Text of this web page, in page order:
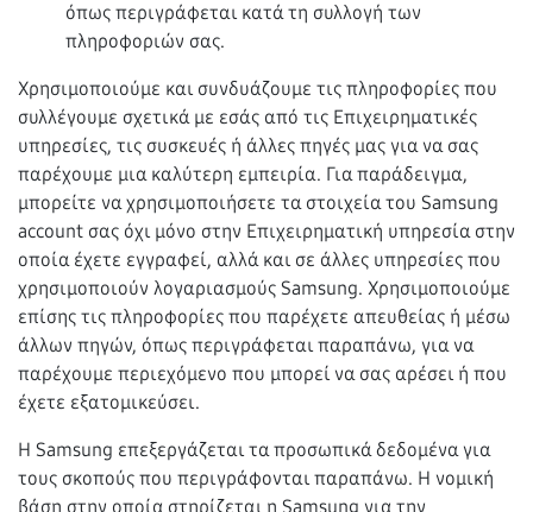
όπως περιγράφεται κατά τη συλλογή των
πληροφοριών σας.
Χρησιμοποιούμε και συνδυάζουμε τις πληροφορίες που
συλλέγουμε σχετικά με εσάς από τις Επιχειρηματικές
υπηρεσίες, τις συσκευές ή άλλες πηγές μας για να σας
παρέχουμε μια καλύτερη εμπειρία. Για παράδειγμα,
μπορείτε να χρησιμοποιήσετε τα στοιχεία του Samsung
account σας όχι μόνο στην Επιχειρηματική υπηρεσία στην
οποία έχετε εγγραφεί, αλλά και σε άλλες υπηρεσίες που
χρησιμοποιούν λογαριασμούς Samsung. Χρησιμοποιούμε
επίσης τις πληροφορίες που παρέχετε απευθείας ή μέσω
άλλων πηγών, όπως περιγράφεται παραπάνω, για να
παρέχουμε περιεχόμενο που μπορεί να σας αρέσει ή που
έχετε εξατομικεύσει.
Η Samsung επεξεργάζεται τα προσωπικά δεδομένα για
τους σκοπούς που περιγράφονται παραπάνω. Η νομική
βάση στην οποία στηρίζεται η Samsung για την